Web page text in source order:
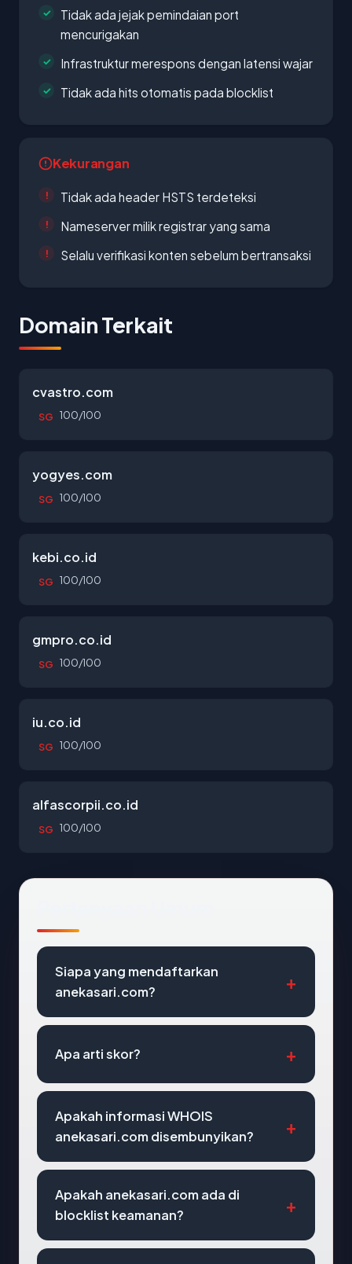
Tidak ada jejak pemindaian port
mencurigakan
Infrastruktur merespons dengan latensi wajar
Tidak ada hits otomatis pada blocklist
Kekurangan
Tidak ada header HSTS terdeteksi
Nameserver milik registrar yang sama
Selalu verifikasi konten sebelum bertransaksi
Domain Terkait
cvastro.com
SG 100/100
yogyes.com
SG 100/100
kebi.co.id
SG 100/100
gmpro.co.id
SG 100/100
iu.co.id
SG 100/100
alfascorpii.co.id
SG 100/100
Siapa yang mendaftarkan
anekasari.com?
Apa arti skor?
Apakah informasi WHOIS
anekasari.com disembunyikan?
Apakah anekasari.com ada di
blocklist keamanan?